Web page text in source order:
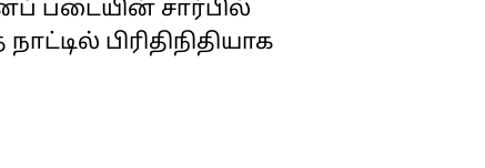
படையின் சார்பில்
பிரிதிநிதியாக